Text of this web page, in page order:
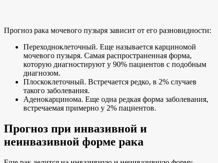
Прогноз рака мочевого пузыря зависит от его разновидности:
Переходноклеточный. Еще называется карциномой
мочевого пузыря. Самая распространенная форма,
которую диагностируют у 90% пациентов с подобным
диагнозом.
Плоскоклеточный. Встречается редко, в 2% случаев
такого заболевания.
Аденокарцинома. Еще одна редкая форма заболевания,
встречаемая примерно у 2% пациентов.
Прогноз при инвазивной и
неинвазивной форме рака